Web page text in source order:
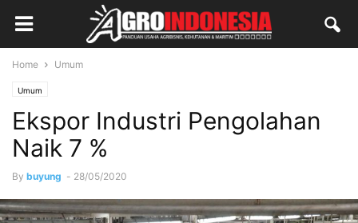
Home Umum
Umum
Ekspor Industri Pengolahan
Naik 7 %
By buyung - 28/05/2020